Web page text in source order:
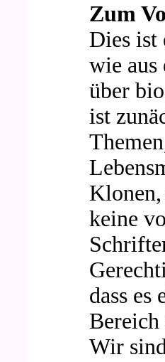
Zum
Dies ist
wie aus
über
ist
keine
dass
Wir